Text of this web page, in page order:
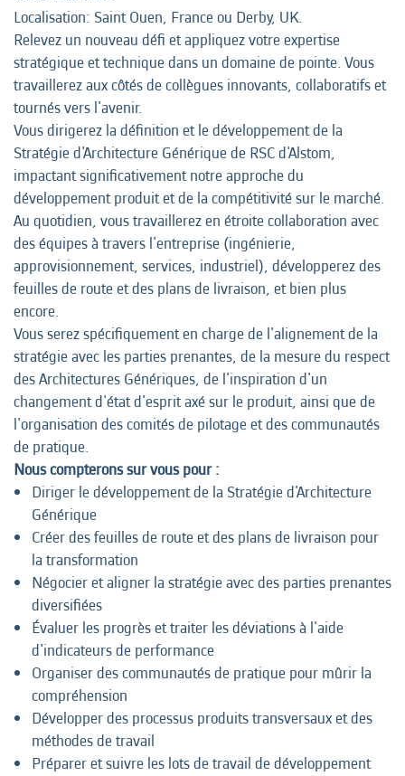
Localisation: Saint Ouen, France ou Derby, UK.
Relevez un nouveau défi et appliquez votre expertise
stratégique et technique dans un domaine de pointe. Vous
travaillerez aux côtés de collègues innovants, collaboratifs et
tournés vers l'avenir.
Vous dirigerez la définition et le développement de la
Stratégie d'Architecture Générique de RSC d'Alstom,
impactant significativement notre approche du
développement produit et de la compétitivité sur le marché.
Au quotidien, vous travaillerez en étroite collaboration avec
des équipes à travers l'entreprise (ingénierie,
approvisionnement, services, industriel), développerez des
feuilles de route et des plans de livraison, et bien plus
encore.
Vous serez spécifiquement en charge de l'alignement de la
stratégie avec les parties prenantes, de la mesure du respect
des Architectures Génériques, de l'inspiration d'un
changement d'état d'esprit axé sur le produit, ainsi que de
l'organisation des comités de pilotage et des communautés
de pratique.
Nous compterons sur vous pour :
Diriger le développement de la Stratégie d'Architecture
Générique
Créer des feuilles de route et des plans de livraison pour
la transformation
Négocier et aligner la stratégie avec des parties prenantes
diversifiées
Évaluer les progrès et traiter les déviations à l'aide
d'indicateurs de performance
Organiser des communautés de pratique pour mûrir la
compréhension
Développer des processus produits transversaux et des
méthodes de travail
Préparer et suivre les lots de travail de développement